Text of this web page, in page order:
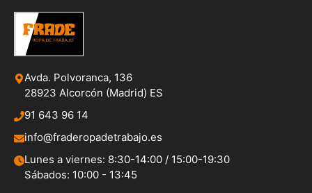
Avda. Polvoranca, 136
28923 Alcorcón (Madrid) ES
91 643 96 14
info@fraderopadetrabajo.es
Lunes a viernes: 8:30-14:00 / 15:00-19:30
Sábados: 10:00 - 13:45